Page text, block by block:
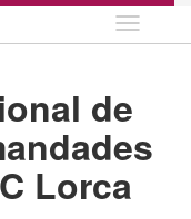
Idioma
de
Lorca